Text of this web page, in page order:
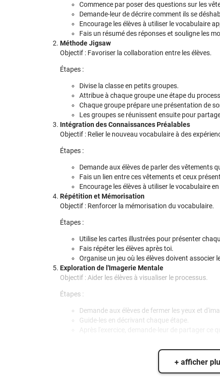
Commence par poser des questions sur les
Demande-leur de décrire comment ils se
Encourage les élèves à utiliser le vocabulaire
Fais un résumé des réponses et souligne les
Méthode Jigsaw
Objectif : Favoriser la collaboration entre les élèves.
Étapes :
Divise la classe en petits groupes.
Attribue à chaque groupe une étape du
Chaque groupe prépare une présentation de
Les groupes se réunissent ensuite pour
Intégration des Connaissances Préalables
Objectif : Relier le nouveau vocabulaire à des
Étapes :
Demande aux élèves de parler des vêtements
Fais un lien entre ces vêtements et ceux
Encourage les élèves à utiliser le vocabulaire
Répétition et Mémorisation
Objectif : Renforcer la mémorisation du vocabulaire.
Étapes :
Utilise les cartes illustrées pour présenter
Fais répéter les élèves après toi.
Organise un jeu où les élèves doivent associer
Exploration de l'Imagerie Mentale
Objectif : Aider les élèves à visualiser le processus.
Étapes :
Demande aux élèves de fermer les yeux et
Guide-les en décrivant chaque étape.
Après l'exercice, demande-leur de partager ce
+ afficher